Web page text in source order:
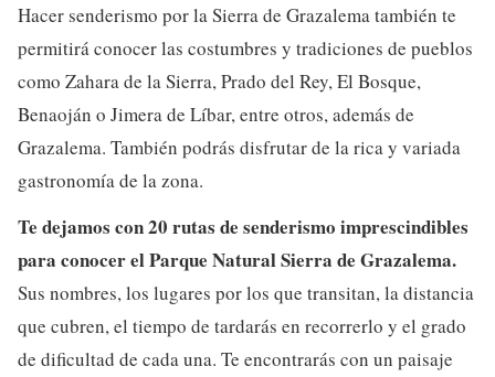
Hacer senderismo por la Sierra de Grazalema también te
permitirá conocer las costumbres y tradiciones de pueblos
como Zahara de la Sierra, Prado del Rey, El Bosque,
Benaoján o Jimera de Líbar, entre otros, además de
Grazalema. También podrás disfrutar de la rica y variada
gastronomía de la zona.
Te dejamos con 20 rutas de senderismo imprescindibles
para conocer el Parque Natural Sierra de Grazalema.
Sus nombres, los lugares por los que transitan, la distancia
que cubren, el tiempo de tardarás en recorrerlo y el grado
de dificultad de cada una. Te encontrarás con un paisaje